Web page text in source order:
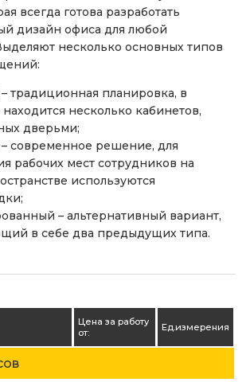
всегда готова разработать
дизайн офиса для любой
несколько основных типов
традиционная планировка, в
несколько кабинетов,
дверьми;
современное решение, для
рабочих мест сотрудников на
используются
– альтернативный вариант,
в себе два предыдущих типа.
Цена за работу
от:
Ед.измерения